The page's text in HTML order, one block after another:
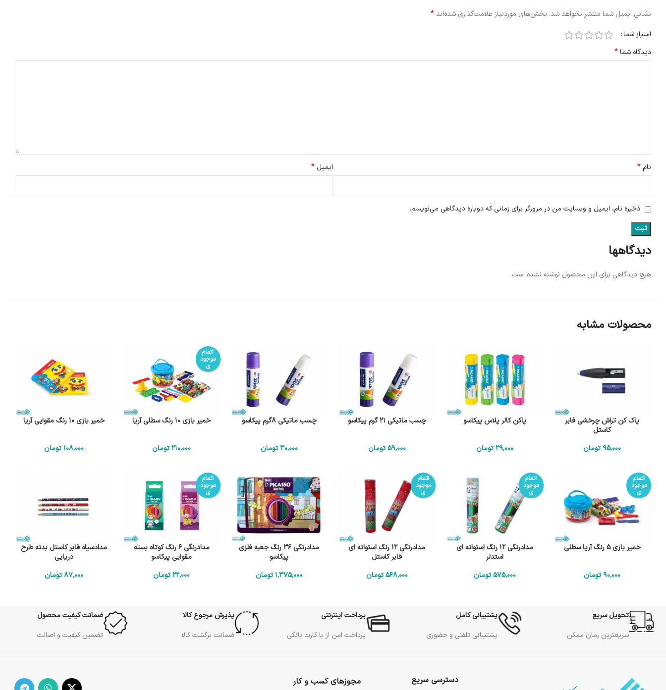
دیدگاهها
هیچ دیدگاهی برای این محصول نوشته نشده است.
نشانی ایمیل شما منتشر نخواهد شد. بخش‌های موردنیاز علامت‌گذاری شده‌اند*
امتیاز شما
دیدگاه شما*
نام* ایمیل*
ذخیره نام، ایمیل و وبسایت من در مرورگر برای زمانی که دوباره دیدگاهی می‌نویسم.
محصولات مشابه
پاک کن تراش چرخشی فابر
کاستل
95٬000 تومان
پاکن کالر پلاس پیکاسو
29٬000 تومان
چسب ماتیکی 21 گرم پیکاسو
59٬000 تومان
چسب ماتیکی 8گرم پیکاسو
30٬000تومان
اتمام
موجود
ی
خمیر بازی 10 رنگ سطلی آریا
210٬000تومان
خمیر بازی 10 رنگ مقوایی آریا
108٬000 تومان
اتمام
موجود
ی
خمیر بازی 5 رنگ آریا سطلی
90٬000 تومان
اتمام
موجود
ی
مدادرنگی 12 رنگ استوانه ای
استدلر
575٬000 تومان
اتمام
موجود
ی
مدادرنگی 12 رنگ استوانه ای
فابر کاستل
568٬000 تومان
مدادرنگی 36 رنگ جعبه فلزی
پیکاسو
1٬375٬000 تومان
اتمام
موجود
ی
مدادرنگی 6 رنگ کوتاه بسته
مقوایی پیکاسو
22٬000تومان
مدادسیاه فابر کاستل بدنه طرح
دریایی
87٬000 تومان
تحویل سریع
سریعترین زمان ممکن
پشتیبانی کامل
پشتیبانی تلفنی و حضوری
پرداخت اینترنتی
پرداخت امن از با کارت بانکی
پذیرش مرجوع کالا
ضمانت برگشت کالا
ضمانت کیفیت محصول
تضمین کیفیت و اصالت
دسترسی سریع مجوزهای کسب و کار